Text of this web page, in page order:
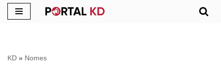
conteúdo
KD » Nomes